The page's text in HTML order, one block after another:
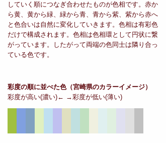
していく順につなぎ合わせたものが色相です。赤か
ら黄、黄から緑、緑から青、青から紫、紫から赤へ
と色合いは自然に変化していきます。色相は有彩色
だけで構成されます。色相は色相環として円状に繋
がっています。したがって両端の色同士は隣り合っ
ている色です。
彩度の順に並べた色（宮崎県のカラーイメージ）
彩度が高い(濃い)← →彩度が低い(薄い)